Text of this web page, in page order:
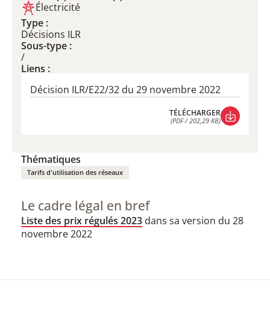
Électricité
Type :
Décisions ILR
Sous-type :
/
Liens :
Décision ILR/E22/32 du 29 novembre 2022
TÉLÉCHARGER
(PDF / 202,29 KB)
Thématiques
Tarifs d'utilisation des réseaux
Le cadre légal en bref
Liste des prix régulés 2023 dans sa version du 28
novembre 2022